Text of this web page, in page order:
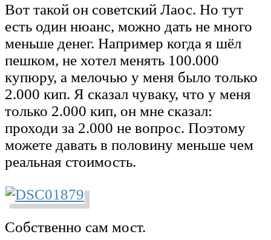
Вот такой он советский Лаос. Но тут
есть один нюанс, можно дать не много
меньше денег. Например когда я шёл
пешком, не хотел менять 100.000
купюру, а мелочью у меня было только
2.000 кип. Я сказал чуваку, что у меня
только 2.000 кип, он мне сказал:
проходи за 2.000 не вопрос. Поэтому
можете давать в половину меньше чем
реальная стоимость.
Собственно сам мост.